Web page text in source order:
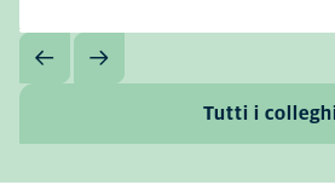
Tutti i colleghi